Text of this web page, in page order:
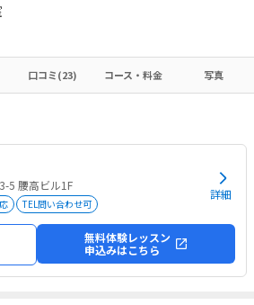
口コミ(23) コース・料金 写真
5 腰高ビル1F
TEL問い合わせ可
詳細
無料体験レッスン
申込みはこちら